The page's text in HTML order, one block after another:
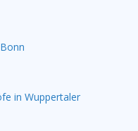
in Wuppertaler